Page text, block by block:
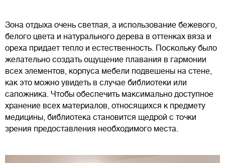
Зона отдыха очень светлая, а использование бежевого,
белого цвета и натурального дерева в оттенках вяза и
ореха придает тепло и естественность. Поскольку было
желательно создать ощущение плавания в гармонии
всех элементов, корпуса мебели подвешены на стене,
как это можно увидеть в случае библиотеки или
сапожника. Чтобы обеспечить максимально доступное
хранение всех материалов, относящихся к предмету
медицины, библиотека становится щедрой с точки
зрения предоставления необходимого места.